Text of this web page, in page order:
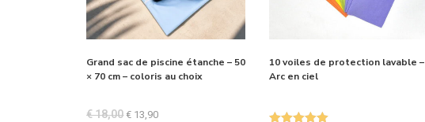
Grand sac de piscine étanche – 50
× 70 cm – coloris au choix
€18,00 € 13,90
10 voiles de protection lavable –
Arc en ciel